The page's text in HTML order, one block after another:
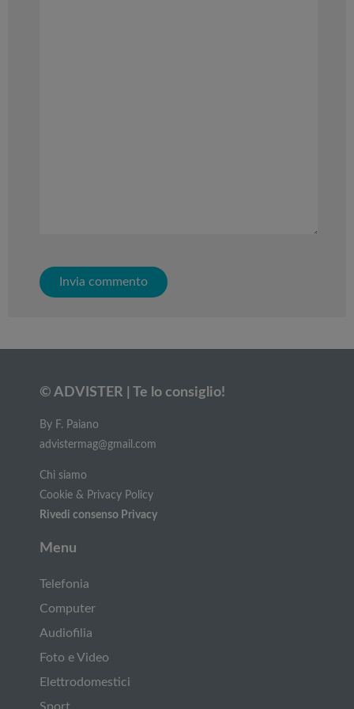
© ADVISTER | Te lo consiglio!
By F. Paiano
advistermag@gmail.com
Chi siamo
Cookie & Privacy Policy
Rivedi consenso Privacy
Menu
Telefonia
Computer
Audiofilia
Foto e Video
Elettrodomestici